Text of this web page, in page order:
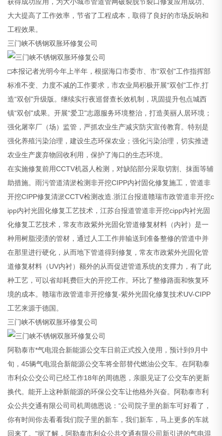
大大提高了工作效率，节省了工程成本，取得了良好的市场反响和
工程效果。
三门峡不锈钢双胀环修复公司
□本报记者光明今年上半年，根据海口市委市、市“双创"工作指挥部
标准不变、力度不减的工作要求，市农业局积极开展“双创"工作,打
造“双创"升级版。继续实行夜巡督查长效机制，巩固提升包点城西
镇“双创"成果。开展“爱卫"志愿服务环境整治，打造美丽人居环境；
强化屠宰厂（场）监管，严抓农业生产减灾防灾宣传教育。特别是
强化养殖污染治理，建设生态环保农业；强化污染治理，切实推进
农业生产废弃物回收利用，保护了海口的生态环境。
在实施修复前用CCTV机器人检测，对缺陷部分采取切割、抹面等辅
助措施。雨污管道清淤检测非开挖CIPP内衬固化修复施工，管道非
开挖CIPP修复清淤CCTV检测改造.浙江台报道赣瑞市政管道非开挖c
ipp内衬光固化修复工艺技术，江苏台报道管道非开挖cipp内衬光固
化修复工艺技术，常友市政紫外光固化管道修复材料（内衬）是一
种用树脂浸渍的管材，通过人工工作井输送到准备整修的管道中并
在那里进行硬化，从而地下管道得到修复，常友市政紫外光固化管
道修复材料（UV内衬）额外的从而促进管道系统的支撑力，有了此
种工艺，可以省却耗费巨大的开挖工作。环比了整修路面和恢复环
境的成本。赣瑞市政管道非开挖修复-紫外光固化修复技术UV-CIPP
工艺来源于德国。
三门峡不锈钢双胀环修复公司
阿勒泰市*气电混合新能源公交车日前正式投入使用，预计到9月中
旬，45辆气电混合新能源公交车将全部替代燃油公交车。在阿勒泰
市利众公交公司已经工作18年的周德恩，亲眼见证了公交车的更新
换代。能开上这种新能源的环保公交车让他格外兴奋。阿勒泰市利
众公共交通有限公司司机周德恩说：“公司院子里的新车可好看了，
你有时间你去看看我们院子里的新车，我们新车，马上更多的车就
回来了。"据了解，阿勒泰市利众公共交通有限公司新引进的气电混